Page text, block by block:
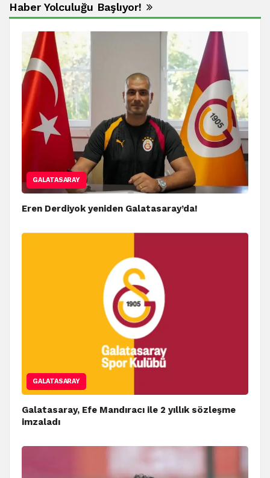
Haber Yolculuğu Başlıyor!
GALATASARAY
Eren Derdiyok yeniden Galatasaray’da!
GALATASARAY
Galatasaray, Efe Mandıracı ile 2 yıllık sözleşme
imzaladı